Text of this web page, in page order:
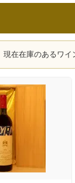
在在庫のあるワ